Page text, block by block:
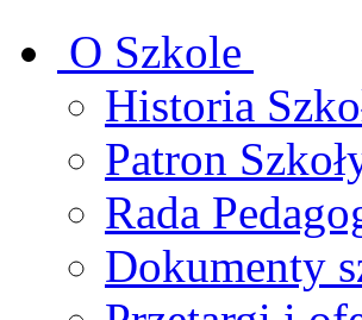
O Szkole
Historia
Patron
Rada
Dokumenty